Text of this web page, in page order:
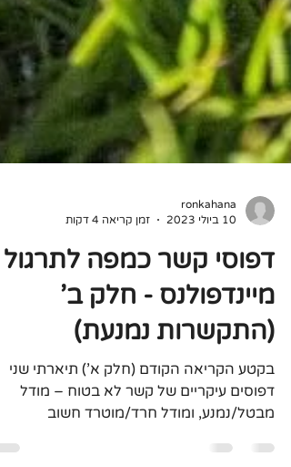
ronkahana
10 ביולי 2023
זמן קריאה 4 דקות
דפוסי קשר כמפה לתרגול
מיינדפולנס - חלק ב'
(התקשרות נמנעת)
בקטע הקריאה הקודם (חלק א') תיארתי שני
דפוסים עיקריים של קשר לא בטוח – מודל